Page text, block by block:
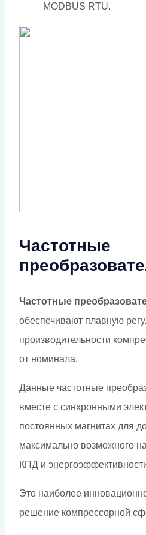
MODBUS RTU.
Частотные
Частотные
обеспечивают плавную
производительности
от номинала.
Данные частотные
вместе с синхронными
постоянных магнитах для
максимально возможного
КПД и
Это наиболее
решение компрессорной